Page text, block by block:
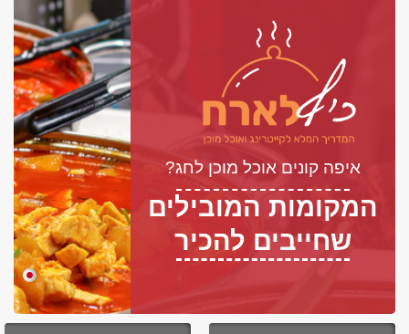
איפה קונים אוכל מוכן לחג?
המקומות המובילים
שחייבים להכיר